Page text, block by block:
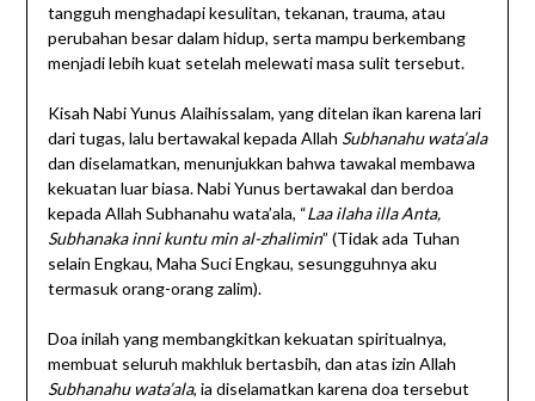
tangguh menghadapi kesulitan, tekanan, trauma, atau
perubahan besar dalam hidup, serta mampu berkembang
menjadi lebih kuat setelah melewati masa sulit tersebut.
Kisah Nabi Yunus Alaihissalam, yang ditelan ikan karena lari
dari tugas, lalu bertawakal kepada Allah Subhanahu wata’ala
dan diselamatkan, menunjukkan bahwa tawakal membawa
kekuatan luar biasa. Nabi Yunus bertawakal dan berdoa
kepada Allah Subhanahu wata’ala, “Laa ilaha illa Anta,
Subhanaka inni kuntu min al-zhalimin” (Tidak ada Tuhan
selain Engkau, Maha Suci Engkau, sesungguhnya aku
termasuk orang-orang zalim).
Doa inilah yang membangkitkan kekuatan spiritualnya,
membuat seluruh makhluk bertasbih, dan atas izin Allah
Subhanahu wata’ala, ia diselamatkan karena doa tersebut